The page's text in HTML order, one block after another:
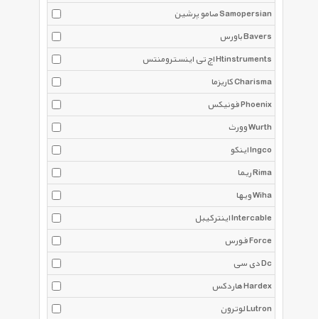
صامو پرشین Samopersian
باورس Bavers
اچ تی اینسترومنتس Htinstruments
کاریزما Charisma
فونیکس Phoenix
وورث Wurth
اینکو Ingco
ریما Rima
ویها Wiha
اینترکیبل Intercable
فورس Force
دی سی Dc
هاردکس Hardex
لوترون Lutron